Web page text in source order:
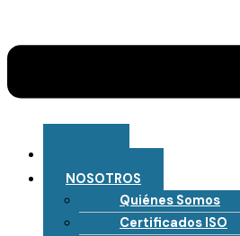
NOSOTROS
Quiénes Somos
Certificados ISO